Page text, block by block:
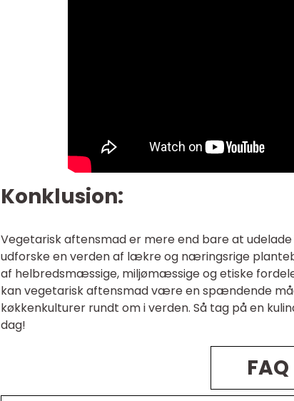
Konklusion:
Vegetarisk aftensmad er mere end bare at
udforske en verden af lækre og næringsrige
af helbredsmæssige, miljømæssige og etiske
kan vegetarisk aftensmad være en spændende
køkkenkulturer rundt om i verden. Så tag på en
dag!
FAQ